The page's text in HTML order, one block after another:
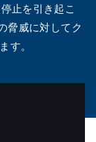
メールマガ
公式SNS
止を引き起こ
脅威に対してク
す。